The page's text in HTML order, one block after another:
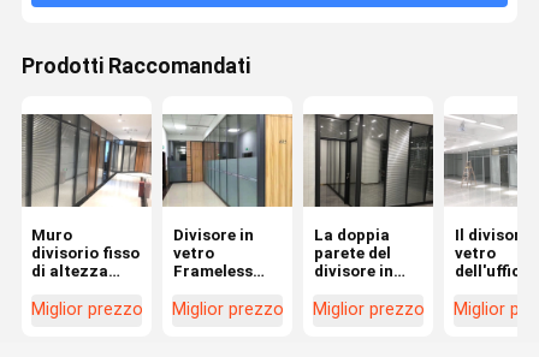
Prodotti Raccomandati
Muro
divisorio fisso
di altezza
divisore in
Miglior prezzo
Divisore in
vetro
Frameless
trasparente
Miglior prezzo
La doppia
parete del
divisore in
temperato il
Miglior prezzo
Il divisore
vetro
dell'ufficio
mura il
Miglior